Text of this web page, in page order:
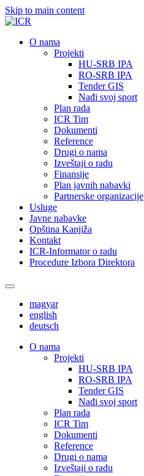
Skip to main content
О nama
Projekti
HU-SRB IPA
RO-SRB IPA
Tender GIS
Nađi svoj sport
Plan rada
ICR Tim
Dokumenti
Reference
Drugi o nama
Izveštaji o radu
Finansije
Plan javnih nabavki
Partnerske organizacije
Usluge
Javne nabavke
Opština Kanjiža
Kontakt
ICR-Informator o radu
Procedure Izbora Direktora
magyar
english
deutsch
О nama
Projekti
HU-SRB IPA
RO-SRB IPA
Tender GIS
Nađi svoj sport
Plan rada
ICR Tim
Dokumenti
Reference
Drugi o nama
Izveštaji o radu